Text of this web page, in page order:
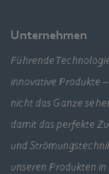
Unternehmen
Führende
innovative Produkte
nicht das Ganze
damit das perfekte
und
unseren Produkten